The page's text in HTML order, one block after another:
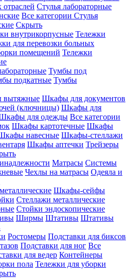
отраслей Стулья лабораторные
Все категории Стулья
Скрыть
внутрикорпусные Тележки
для перевозки больных
помещений Тележки
Тумбы под
подкатные Тумбы
Шкафы для документов
(ключницы) Шкафы для
для одежды Все категории
Шкафы картотечные Шкафы
навесные Шкафы-стеллажи
Шкафы аптечки Трейзеры
Матрасы Системы
Чехлы на матрасы Одеяла и
Шкафы-сейфы
Стеллажи металлические
Стойки эндоскопические
Ширмы Штативы Штативы
Ростомеры Подставки для биксов
Подставки для ног Все
для ведер Контейнеры
пола Тележки для уборки